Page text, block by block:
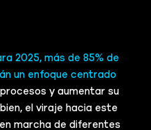
2025, más de 85% de
un enfoque centrado
y aumentar su
el viraje hacia este
marcha de diferentes